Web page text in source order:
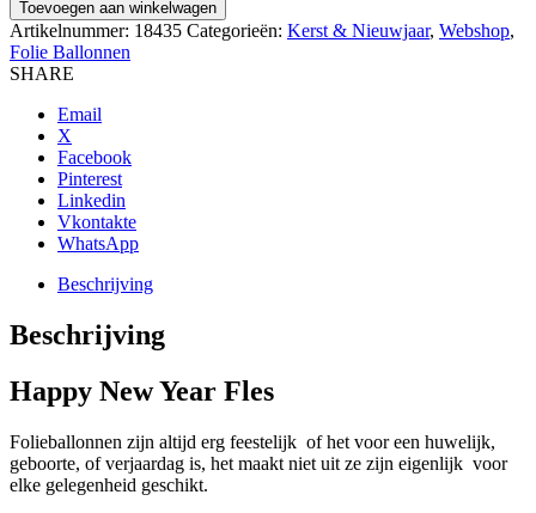
Toevoegen aan winkelwagen
Artikelnummer: 18435 Categorieën: Kerst & Nieuwjaar, Webshop,
Folie Ballonnen
SHARE
Email
X
Facebook
Pinterest
Linkedin
Vkontakte
WhatsApp
Beschrijving
Beschrijving
Happy New Year Fles
Folieballonnen zijn altijd erg feestelijk of het voor een huwelijk,
geboorte, of verjaardag is, het maakt niet uit ze zijn eigenlijk voor
elke gelegenheid geschikt.